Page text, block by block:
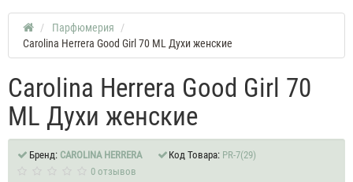
Парфюмерия
Carolina Herrera Good Girl 70 ML Духи женские
Carolina Herrera Good Girl 70
ML Духи женские
Бренд: CAROLINA HERRERA Код Товара: PR-7(29)
0 отзывов